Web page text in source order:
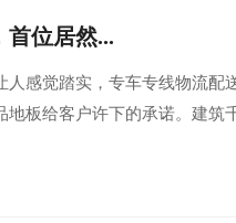
首位居然...
感觉踏实，专车专线物流配
板给客户许下的承诺。建筑